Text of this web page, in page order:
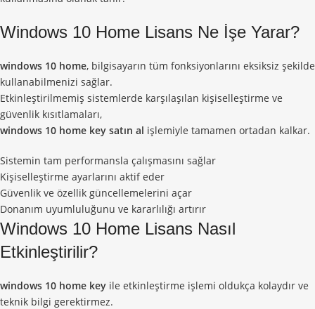
Windows 10 Home Lisans Ne İşe Yarar?
windows 10 home, bilgisayarın tüm fonksiyonlarını eksiksiz şekilde
kullanabilmenizi sağlar.
Etkinleştirilmemiş sistemlerde karşılaşılan kişiselleştirme ve
güvenlik kısıtlamaları,
windows 10 home key satın al işlemiyle tamamen ortadan kalkar.
Sistemin tam performansla çalışmasını sağlar
Kişiselleştirme ayarlarını aktif eder
Güvenlik ve özellik güncellemelerini açar
Donanım uyumluluğunu ve kararlılığı artırır
Windows 10 Home Lisans Nasıl
Etkinleştirilir?
windows 10 home key ile etkinleştirme işlemi oldukça kolaydır ve
teknik bilgi gerektirmez.